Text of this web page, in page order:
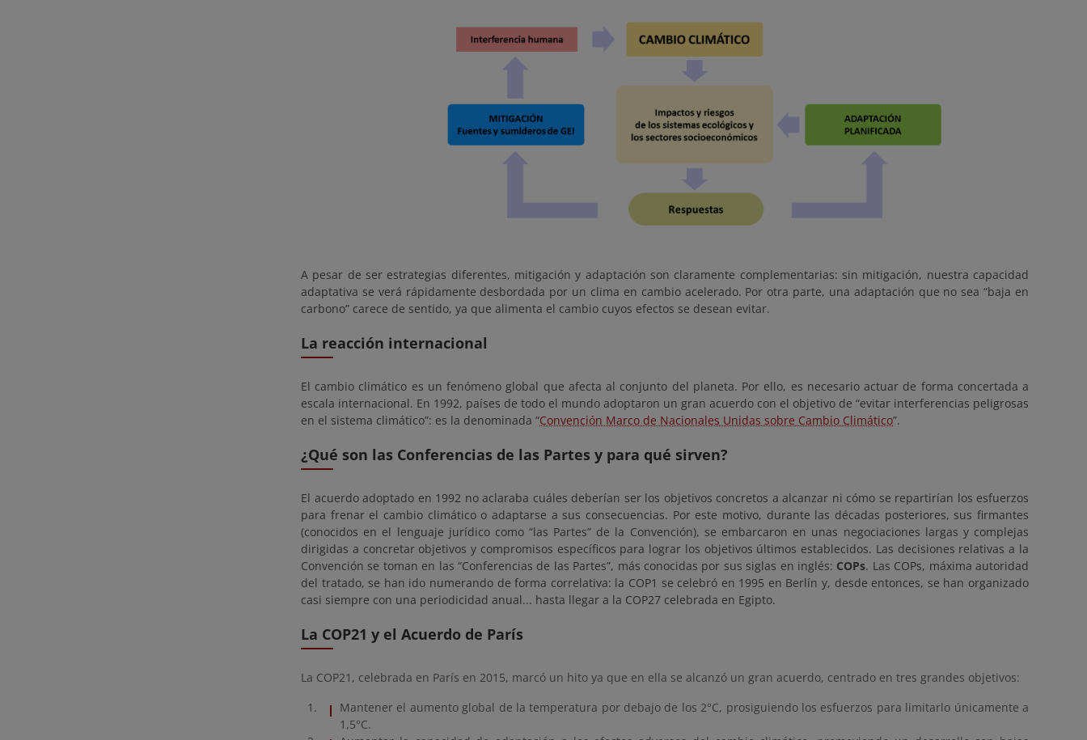
A pesar de ser estrategias diferentes, mitigación y adaptación son claramente complementarias: sin mitigación, nuestra capacidad
adaptativa se verá rápidamente desbordada por un clima en cambio acelerado. Por otra parte, una adaptación que no sea “baja en
carbono” carece de sentido, ya que alimenta el cambio cuyos efectos se desean evitar.
La reacción internacional
El cambio climático es un fenómeno global que afecta al conjunto del planeta. Por ello, es necesario actuar de forma concertada a
escala internacional. En 1992, países de todo el mundo adoptaron un gran acuerdo con el objetivo de “evitar interferencias peligrosas
en el sistema climático”: es la denominada “Convención Marco de Nacionales Unidas sobre Cambio Climático”.
¿Qué son las Conferencias de las Partes y para qué sirven?
El acuerdo adoptado en 1992 no aclaraba cuáles deberían ser los objetivos concretos a alcanzar ni cómo se repartirían los esfuerzos
para frenar el cambio climático o adaptarse a sus consecuencias. Por este motivo, durante las décadas posteriores, sus firmantes
(conocidos en el lenguaje jurídico como “las Partes” de la Convención), se embarcaron en unas negociaciones largas y complejas
dirigidas a concretar objetivos y compromisos específicos para lograr los objetivos últimos establecidos. Las decisiones relativas a la
Convención se toman en las “Conferencias de las Partes”, más conocidas por sus siglas en inglés: COPs. Las COPs, máxima autoridad
del tratado, se han ido numerando de forma correlativa: la COP1 se celebró en 1995 en Berlín y, desde entonces, se han organizado
casi siempre con una periodicidad anual... hasta llegar a la COP27 celebrada en Egipto.
La COP21 y el Acuerdo de París
La COP21, celebrada en París en 2015, marcó un hito ya que en ella se alcanzó un gran acuerdo, centrado en tres grandes objetivos:
Mantener el aumento global de la temperatura por debajo de los 2°C, prosiguiendo los esfuerzos para limitarlo únicamente a
1,5°C.